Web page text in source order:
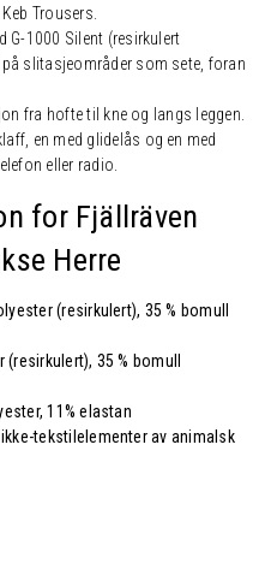
Trousers.
G-1000 Silent (resirkulert
slitasjeområder som sete, foran
fra hofte til kne og langs leggen.
en med glidelås og en med
eller radio.
for Fjällräven
Herre
(resirkulert), 35 % bomull
35 % bomull
11% elastan
ikke-tekstilelementer av animalsk